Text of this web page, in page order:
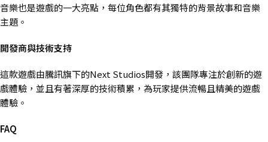
音樂也是遊戲的一大亮點，每位角色都有其獨特的背景故事和音樂
主題。
開發商與技術支持
這款遊戲由騰訊旗下的Next Studios開發，該團隊專注於創新的遊
戲體驗，並且有著深厚的技術積累，為玩家提供流暢且精美的遊戲
體驗。
FAQ